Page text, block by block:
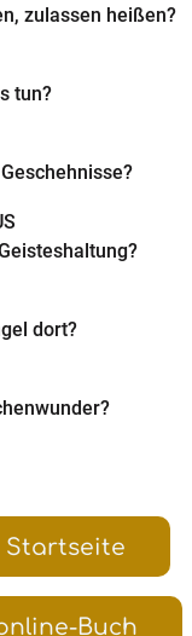
zulassen heißen?
tun?
dort?
Startseite
Buch